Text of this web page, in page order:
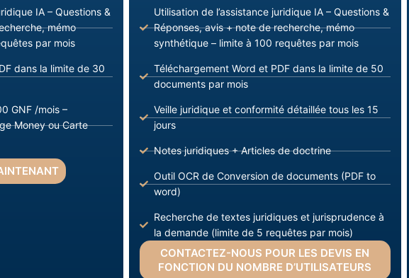
IA – Questions &
mémo
par mois
dans la limite de 30
GNF /mois –
Money ou Carte
Utilisation de l’assistance juridique IA – Questions &
Réponses, avis + note de recherche, mémo
synthétique – limite à 100 requêtes par mois
Téléchargement Word et PDF dans la limite de 50
documents par mois
Veille juridique et conformité détaillée tous les 15
jours
Notes juridiques + Articles de doctrine
Outil OCR de Conversion de documents (PDF to
word)
Recherche de textes juridiques et jurisprudence à
la demande (limite de 5 requêtes par mois)
CONTACTEZ-NOUS POUR LES DEVIS EN
FONCTION DU NOMBRE D’UTILISATEURS